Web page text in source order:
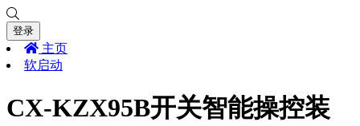
登录
主页
软启动
CX-KZX95B开关智能操控装